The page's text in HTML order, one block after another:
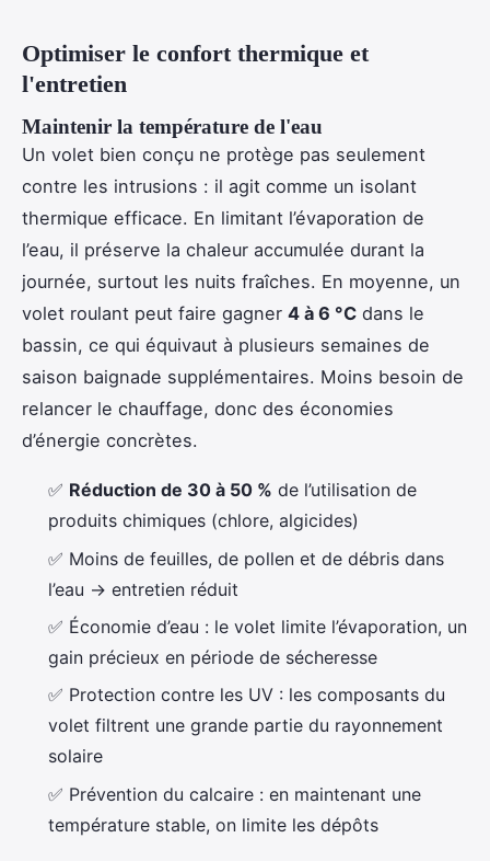
Optimiser le confort thermique et
l'entretien
Maintenir la température de l'eau
Un volet bien conçu ne protège pas seulement
contre les intrusions : il agit comme un isolant
thermique efficace. En limitant l’évaporation de
l’eau, il préserve la chaleur accumulée durant la
journée, surtout les nuits fraîches. En moyenne, un
volet roulant peut faire gagner 4 à 6 °C dans le
bassin, ce qui équivaut à plusieurs semaines de
saison baignade supplémentaires. Moins besoin de
relancer le chauffage, donc des économies
d’énergie concrètes.
✅ Réduction de 30 à 50 % de l’utilisation de
produits chimiques (chlore, algicides)
✅ Moins de feuilles, de pollen et de débris dans
l’eau → entretien réduit
✅ Économie d’eau : le volet limite l’évaporation, un
gain précieux en période de sécheresse
✅ Protection contre les UV : les composants du
volet filtrent une grande partie du rayonnement
solaire
✅ Prévention du calcaire : en maintenant une
température stable, on limite les dépôts